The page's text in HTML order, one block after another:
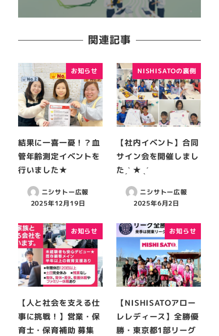
関連記事
お知らせ
結果に一喜一憂！？血
管年齢測定イベントを
行いました★
ニシサトー広報
2025年12月19日
NISHISATOの裏側
【社内イベント】合同
サイン会を開催しまし
たˏˋ ★ ˎˊ
ニシサトー広報
2025年6月2日
お知らせ
【人と社会を支える仕
事に挑戦！】営業・保
育士・保育補助 募集
お知らせ
【NISHISATOアロー
レレディース】全勝優
勝・東京都1部リーグ